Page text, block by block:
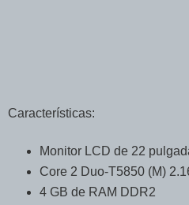
Características:
Monitor LCD de 22
Core 2 Duo-T5850 (M)
4 GB de RAM DDR2